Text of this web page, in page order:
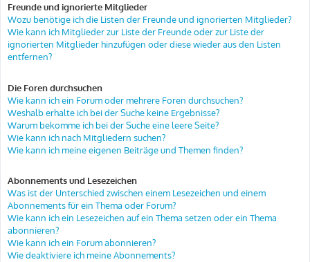
Freunde und ignorierte Mitglieder
Wozu benötige ich die Listen der Freunde und ignorierten Mitglieder?
Wie kann ich Mitglieder zur Liste der Freunde oder zur Liste der
ignorierten Mitglieder hinzufügen oder diese wieder aus den Listen
entfernen?
Die Foren durchsuchen
Wie kann ich ein Forum oder mehrere Foren durchsuchen?
Weshalb erhalte ich bei der Suche keine Ergebnisse?
Warum bekomme ich bei der Suche eine leere Seite?
Wie kann ich nach Mitgliedern suchen?
Wie kann ich meine eigenen Beiträge und Themen finden?
Abonnements und Lesezeichen
Was ist der Unterschied zwischen einem Lesezeichen und einem
Abonnements für ein Thema oder Forum?
Wie kann ich ein Lesezeichen auf ein Thema setzen oder ein Thema
abonnieren?
Wie kann ich ein Forum abonnieren?
Wie deaktiviere ich meine Abonnements?